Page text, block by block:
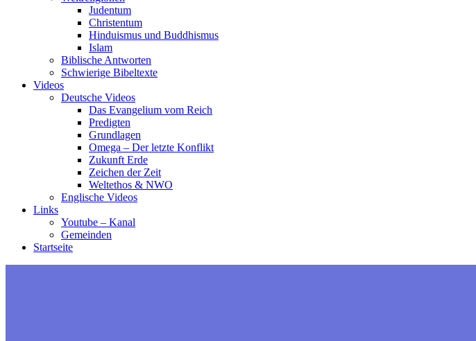
Judentum
Christentum
Hinduismus und Buddhismus
Islam
Biblische Antworten
Schwierige Bibeltexte
Videos
Deutsche Videos
Das Evangelium vom Reich
Predigten
Grundlagen
Omega – Der letzte Konflikt
Zukunft Erde
Zeichen der Zeit
Weltethos & NWO
Englische Videos
Links
Youtube – Kanal
Gemeinden
Startseite